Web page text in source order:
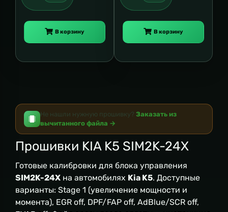
В корзину В корзину
Не нашли нужную прошивку? Заказать из
вычитанного файла →
Прошивки KIA K5 SIM2K-24X
Готовые калибровки для блока управления
SIM2K-24X на автомобилях Kia K5. Доступные
варианты: Stage 1 (увеличение мощности и
момента), EGR off, DPF/FAP off, AdBlue/SCR off,